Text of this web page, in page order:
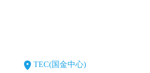
TEC(国金中心)